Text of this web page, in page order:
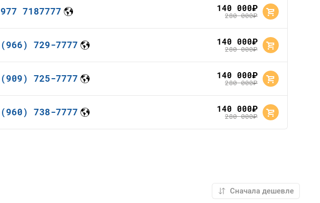
977 7187777 140 000руб.
280 000руб.
(966) 729-7777 140 000руб.
280 000руб.
(909) 725-7777 140 000руб.
280 000руб.
(960) 738-7777 140 000руб.
280 000руб.